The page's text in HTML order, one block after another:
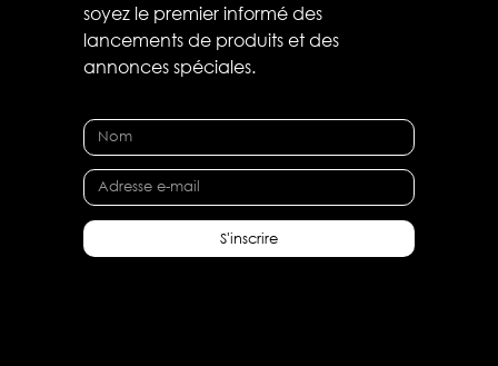
soyez le premier informé des
lancements de produits et des
annonces spéciales.
S'inscrire